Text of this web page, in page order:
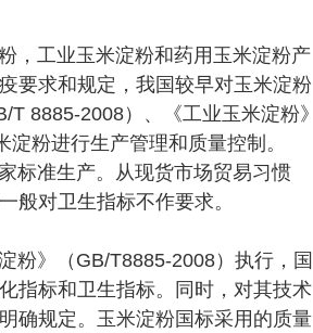
，工业玉米淀粉和药用玉米淀粉产
要求和规定，我国较早对玉米淀粉
8885-2008）、《工业玉米淀粉》
粉进行生产管理和质量控制。
标准生产。从现货市场贸易习惯
般对卫生指标不作要求。
粉》（GB/T8885-2008）执行，国
指标和卫生指标。同时，对其技术
确规定。玉米淀粉国标采用的质量